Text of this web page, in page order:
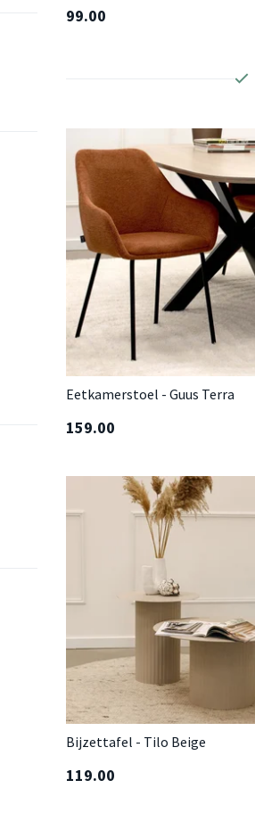
99.00
Eetkamerstoel - Guus Terra
159.00
Bijzettafel - Tilo Beige
119.00